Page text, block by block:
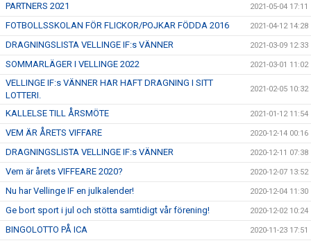
PARTNERS 2021 2021-05-04 17:11
FOTBOLLSSKOLAN FÖR FLICKOR/POJKAR FÖDDA 2016 2021-04-12 14:28
DRAGNINGSLISTA VELLINGE IF:s VÄNNER 2021-03-09 12:33
SOMMARLÄGER I VELLINGE 2022 2021-03-01 11:02
VELLINGE IF:s VÄNNER HAR HAFT DRAGNING I SITT
LOTTERI.
2021-02-05 10:32
KALLELSE TILL ÅRSMÖTE 2021-01-12 11:54
VEM ÄR ÅRETS VIFFARE 2020-12-14 00:16
DRAGNINGSLISTA VELLINGE IF:s VÄNNER 2020-12-11 07:38
Vem är årets VIFFEARE 2020? 2020-12-07 13:52
Nu har Vellinge IF en julkalender! 2020-12-04 11:30
Ge bort sport i jul och stötta samtidigt vår förening! 2020-12-02 10:24
BINGOLOTTO PÅ ICA 2020-11-23 17:51